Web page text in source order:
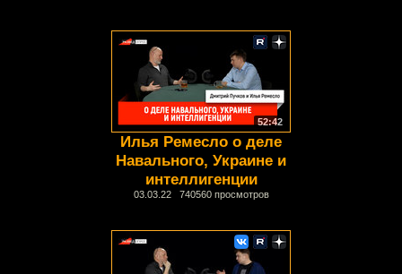
52:42
Илья Ремесло о деле
Навального, Украине и
интеллигенции
03.03.22 740560 просмотров